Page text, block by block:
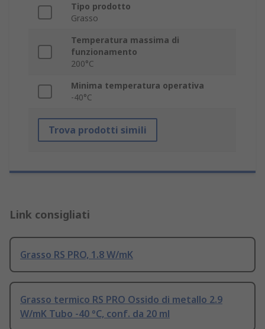
Tipo prodotto
Grasso
Temperatura massima di
funzionamento
200°C
Minima temperatura operativa
-40°C
Trova prodotti simili
Link consigliati
Grasso RS PRO, 1.8 W/mK
Grasso termico RS PRO Ossido di metallo 2.9
W/mK Tubo -40 °C, conf. da 20 ml